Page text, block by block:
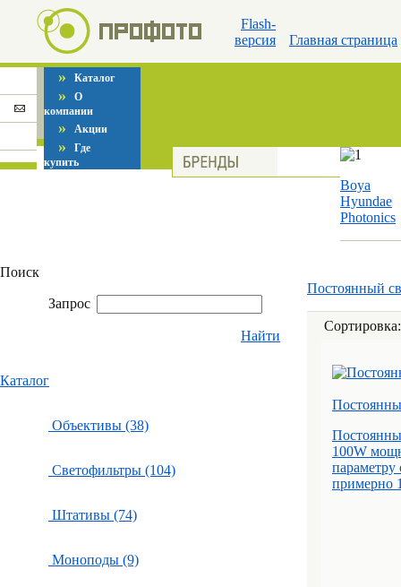
Flash-
версия
Главная страница
» Каталог
» О
компании
» Акции
» Где
купить
Boya
Hyundae
Photonics
Поиск
Запрос
Найти
Каталог
Объективы (38)
Светофильтры (104)
Штативы (74)
Моноподы (9)
Постоянный
100W
параметру
примерно